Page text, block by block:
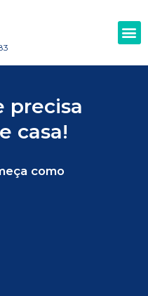
precisa
casa!
como